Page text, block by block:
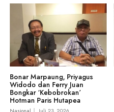
Bonar Marpaung, Priyagus
Widodo dan Ferry Juan
Bongkar ‘Kebobrokan’
Hotman Paris Hutapea